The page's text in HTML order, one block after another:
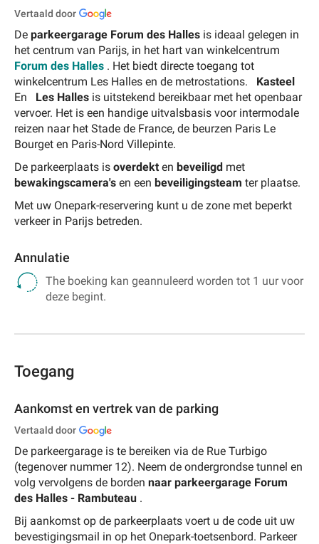
Vertaald door
De parkeergarage Forum des Halles is ideaal gelegen in
het centrum van Parijs, in het hart van winkelcentrum
Forum des Halles . Het biedt directe toegang tot
winkelcentrum Les Halles en de metrostations.
Kasteel
En
Les Halles is uitstekend bereikbaar met het openbaar
vervoer. Het is een handige uitvalsbasis voor intermodale
reizen naar het Stade de France, de beurzen Paris Le
Bourget en Paris-Nord Villepinte.
De parkeerplaats is overdekt en beveiligd met
bewakingscamera's en een beveiligingsteam ter plaatse.
Met uw Onepark-reservering kunt u de zone met beperkt
verkeer in Parijs betreden.
Annulatie
The boeking kan geannuleerd worden tot 1 uur voor
deze begint.
Toegang
Aankomst en vertrek van de parking
Vertaald door
De parkeergarage is te bereiken via de Rue Turbigo
(tegenover nummer 12). Neem de ondergrondse tunnel en
volg vervolgens de borden naar parkeergarage Forum
des Halles - Rambuteau .
Bij aankomst op de parkeerplaats voert u de code uit uw
bevestigingsmail in op het Onepark-toetsenbord. Parkeer